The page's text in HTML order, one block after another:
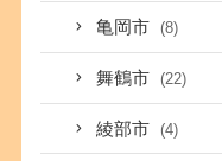
亀岡市 (8)
舞鶴市 (22)
綾部市 (4)